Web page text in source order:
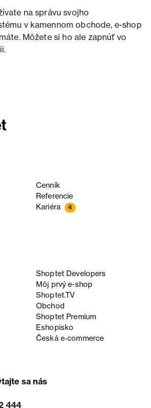
na správu svojho
v kamennom obchode, e-shop
Môžete si ho ale zapnúť vo
Cenník
Referencie
Kariéra 4
Shoptet Developers
Môj prvý e-shop
Shoptet.TV
Obchod
Shoptet Premium
Eshopisko
Česká e‑commerce
sa nás
444